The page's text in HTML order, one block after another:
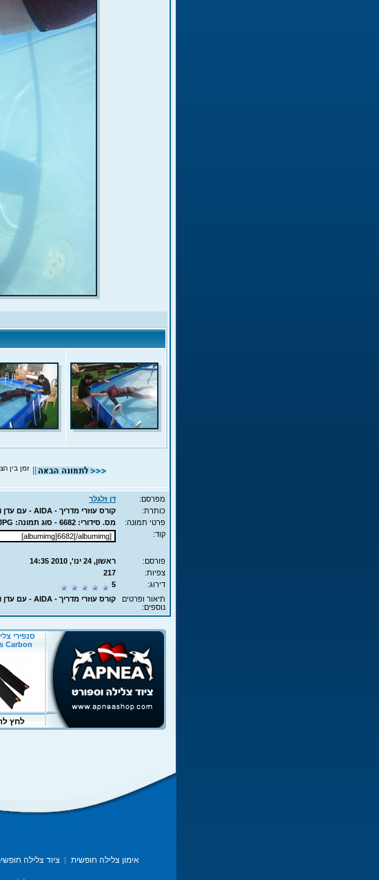
זמן בין
מפרסם:
דן זלגלר
כותרת:
קורס עוזרי מדריך - AIDA - עם עדן ואוהד - 008
פרטי תמונה:
מס. סידורי: 6682 - סוג תמונה: JPG - מימדים: 87KB - 525X700
קוד:
פורסם:
ראשון, 24 ינו', 2010 14:35
צפיות:
217
דירוג:
5
תיאור ופרטים
נוספים:
קורס עוזרי מדריך - AIDA - עם עדן ואוהד
אימון צלילה חופשית | ציוד צלילה